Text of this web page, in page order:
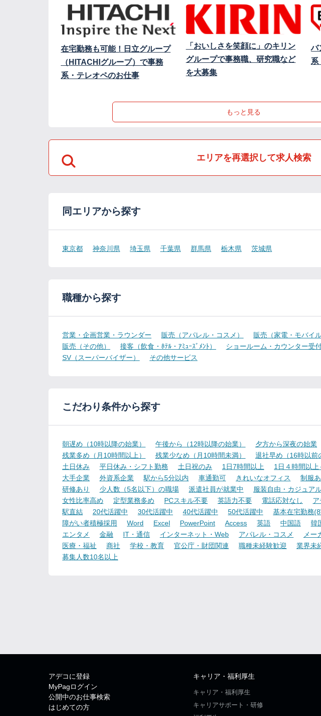
在宅勤務も可能！日立グループ
（HITACHIグループ）で事務
系・テレオペのお仕事
「おいしさを笑顔に」のキリン
グループで事務職、研究職など
を大募集
バ
系
もっと見る
エリアを再選択して求人検索
同エリアから探す
東京都 神奈川県 埼玉県 千葉県 群馬県 栃木県 茨城県
職種から探す
営業・企画営業・ラウンダー 販売（アパレル・コスメ） 販売（家電・モバイル
販売（その他）
接客（飲食・ﾎﾃﾙ・ｱﾐｭｰｽﾞﾒﾝﾄ） ショールーム・カウンター受
SV（スーパーバイザー）
その他サービス
こだわり条件から探す
朝遅め（10時以降の始業） 午後から（12時以降の始業） 夕方から深夜の始業
残業多め（月10時間以上）
残業少なめ（月10時間未満） 退社早め（16時以前
土日休み
平日休み・シフト勤務 土日祝のみ 1日7時間以上 1日４時間以
大手企業
外資系企業 駅から5分以内 車通勤可 きれいなオフィス 制服
研修あり
少人数（5名以下）の職場 派遣社員が就業中 服装自由・カジュア
女性比率高め
定型業務多め PCスキル不要 英語力不要 電話応対なし
駅直結
20代活躍中 30代活躍中 40代活躍中 50代活躍中 基本在宅勤務
障がい者積極採用
Word Excel PowerPoint Access 英語 中国語 韓
エンタメ
金融 IT・通信 インターネット・Web アパレル・コスメ メー
医療・福祉
商社 学校・教育 官公庁・財団関連 職種未経験歓迎 業界未
募集人数10名以上
アデコに登録
MyPagログイン
公開中のお仕事検索
はじめての方
キャリア・福利厚生
キャリア・福利厚生
キャリアサポート・研修